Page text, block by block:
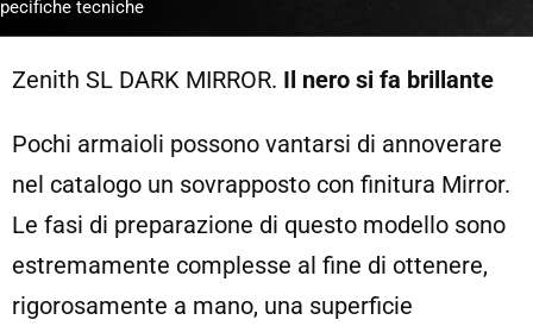
tecniche
Zenith SL DARK MIRROR. Il nero si fa brillante
Pochi armaioli possono vantarsi di annoverare
nel catalogo un sovrapposto con finitura Mirror.
Le fasi di preparazione di questo modello sono
estremamente complesse al fine di ottenere,
rigorosamente a mano, una superficie